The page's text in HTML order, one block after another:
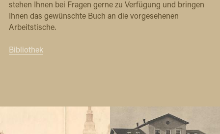
stehen Ihnen bei Fragen gerne zu Verfügung und bringen
Ihnen das gewünschte Buch an die vorgesehenen
Arbeitstische.
Bibliothek